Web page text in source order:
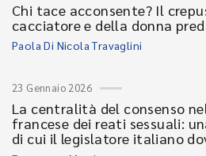
Chi tace acconsente? Il
cacciatore e della donna
Paola Di Nicola Travaglini
23 Gennaio 2026
La centralità del consenso
francese dei reati sessuali:
di cui il legislatore italiano